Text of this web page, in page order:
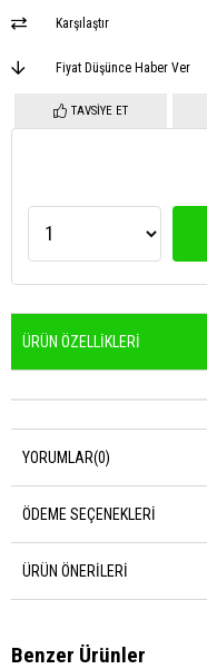
Karşılaştır
Fiyat Düşünce Haber Ver
TAVSIYE ET
ÜRÜN ÖZELLIKLERI
YORUMLAR(0)
ÖDEME SEÇENEKLERI
ÜRÜN ÖNERILERI
Benzer Ürünler